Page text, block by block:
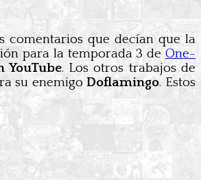
comentarios que decían que la
para la temporada 3 de One-
. Los otros trabajos de
su enemigoDoflamingo. Estos